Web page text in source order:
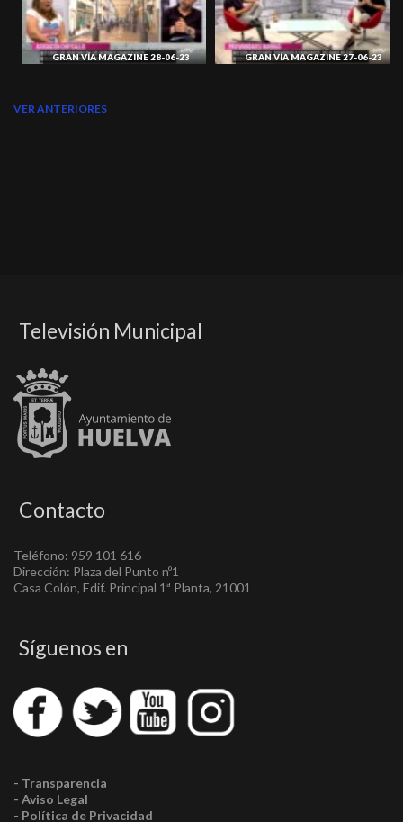
GRAN VÍA MAGAZINE 28-06-23 GRAN VÍA MAGAZINE 27-06-23
VER ANTERIORES
Televisión Municipal
Contacto
Teléfono: 959 101 616
Dirección: Plaza del Punto nº1
Casa Colón, Edif. Principal 1ª Planta, 21001
Síguenos en
- Transparencia
- Aviso Legal
- Política de Privacidad